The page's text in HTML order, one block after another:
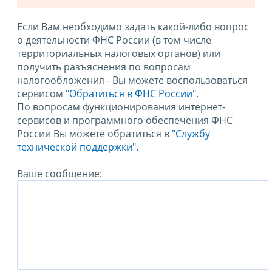
Если Вам необходимо задать какой-либо вопрос
о деятельности ФНС России (в том числе
территориальных налоговых органов) или
получить разъяснения по вопросам
налогообложения - Вы можете воспользоваться
сервисом "Обратиться в ФНС России".
По вопросам функционирования интернет-
сервисов и программного обеспечения ФНС
России Вы можете обратиться в "Службу
технической поддержки".
Ваше сообщение: